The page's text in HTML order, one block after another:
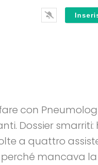
con
Dossier
a quattro
perché mancava